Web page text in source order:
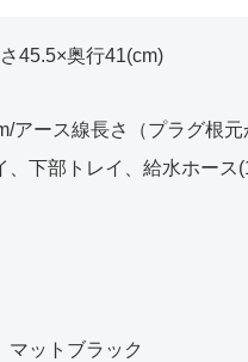
45.5×奥行41(cm)
アース線長さ（プラグ根
、下部トレイ、給水ホー
マットブラック